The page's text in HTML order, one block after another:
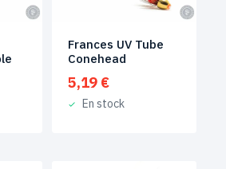
Frances UV Tube
Conehead
5,19 €
En stock